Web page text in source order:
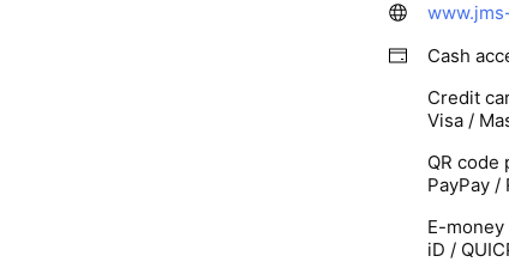
Cash
Credit
Visa /
QR code
PayPay /
E-money
iD /